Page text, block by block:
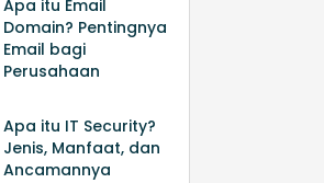
Apa itu Email
Domain? Pentingnya
Email bagi
Perusahaan
Apa itu IT Security?
Jenis, Manfaat, dan
Ancamannya